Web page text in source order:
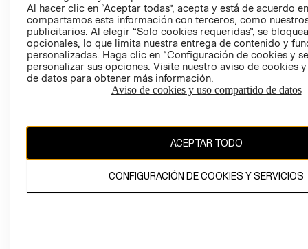
Ecuador ($)
CAMBIAR REGIÓN
propiedad de H&M Hennes & Mauritz AB.
Al hacer clic en “Aceptar todas”, acepta y está de acuerdo
compartamos esta información con terceros, como
publicitarios. Al elegir “Solo cookies requeridas”, se
opcionales, lo que limita nuestra entrega de contenido y
personalizadas. Haga clic en “Configuración de cookies y
personalizar sus opciones. Visite nuestro aviso de cookies
de datos para obtener más información.
Aviso de cookies y uso compartido de datos
ACEPTAR TODO
CONFIGURACIÓN DE COOKIES Y SERVICIOS